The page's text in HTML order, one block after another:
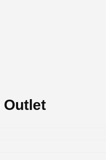
Outlet